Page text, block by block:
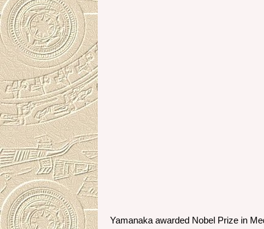
Yamanaka awarded Nobel Prize in